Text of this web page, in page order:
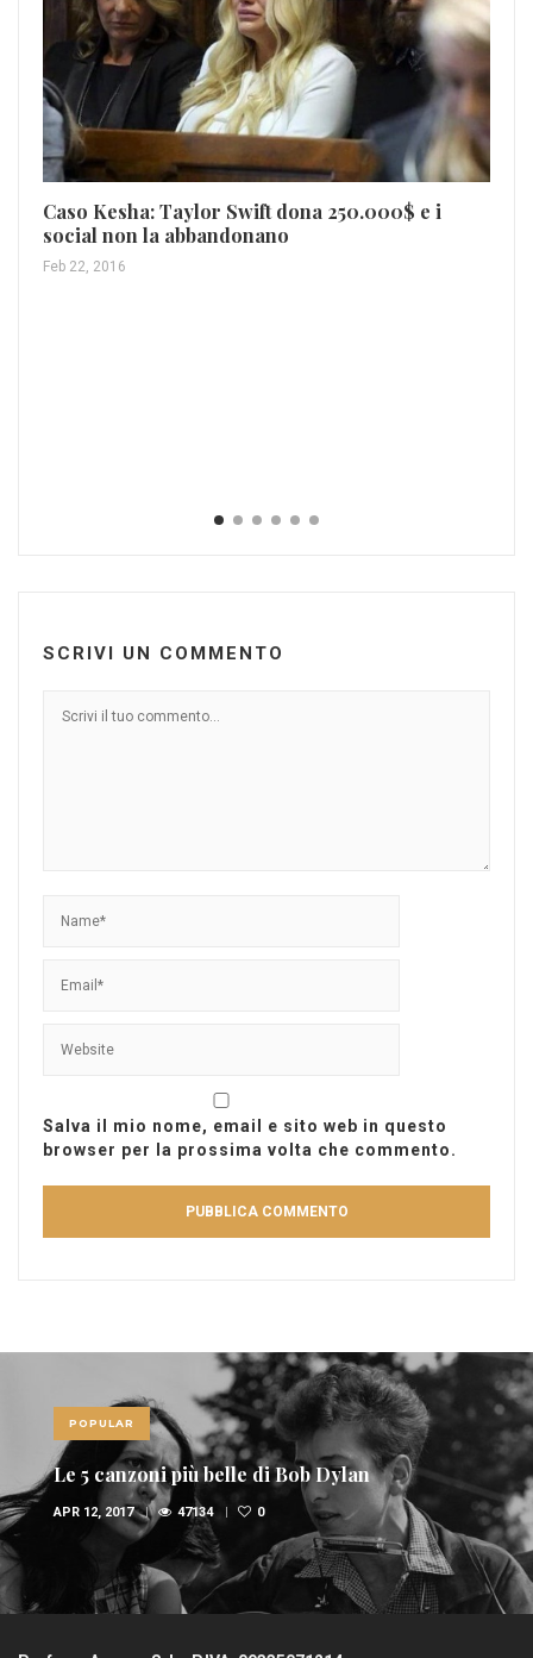
Caso Kesha: Taylor Swift dona 250.000$ e i
social non la abbandonano
Feb 22, 2016
SCRIVI UN COMMENTO
Salva il mio nome, email e sito web in questo
browser per la prossima volta che commento.
POPULAR
Le 5 canzoni più belle di Bob Dylan
APR 12, 2017 47134 0